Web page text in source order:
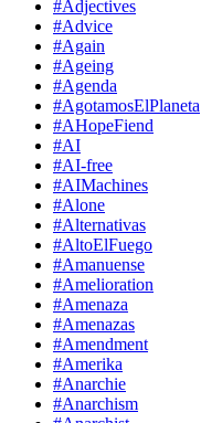
#Adjectives
#Advice
#Again
#Ageing
#Agenda
#AgotamosElPlaneta
#AHopeFiend
#AI
#AI-free
#AIMachines
#Alone
#Alternativas
#AltoElFuego
#Amanuense
#Amelioration
#Amenaza
#Amenazas
#Amendment
#Amerika
#Anarchie
#Anarchism